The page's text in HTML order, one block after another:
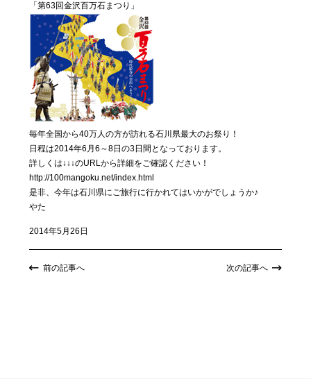
「第63回金沢百万石まつり」
毎年全国から40万人の方が訪れる石川県最大のお祭り！
日程は2014年6月6～8日の3日間となっております。
詳しくは↓↓↓のURLから詳細をご確認ください！
http://100mangoku.net/index.html
是非、今年は石川県にご旅行に行かれてはいかがでしょうか♪
やた
2014年5月26日
前の記事へ 次の記事へ